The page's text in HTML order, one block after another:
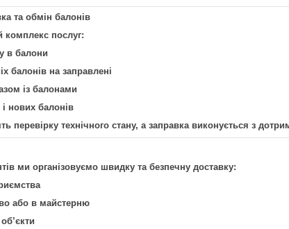
та обмін балонів
послуг:
в балони
балонів на заправлені
із балонами
і нових балонів
перевірку технічного стану, а заправка виконується з
ми організовуємо швидку та безпечну доставку:
або в майстерню